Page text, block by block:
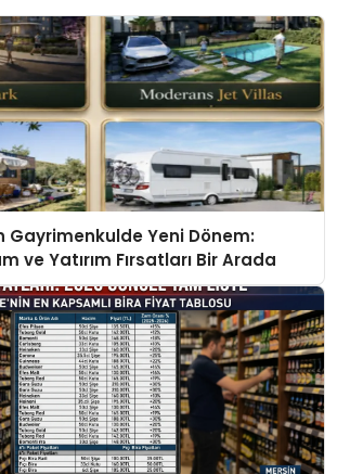
Gayrimenkulde Yeni Dönem:
ve Yatırım Fırsatları Bir Arada